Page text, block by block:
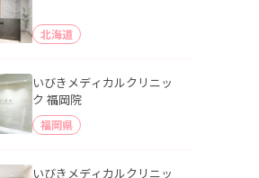
北海道
いびきメディカルクリニッ
ク 福岡院
福岡県
いびきメディカルクリニッ